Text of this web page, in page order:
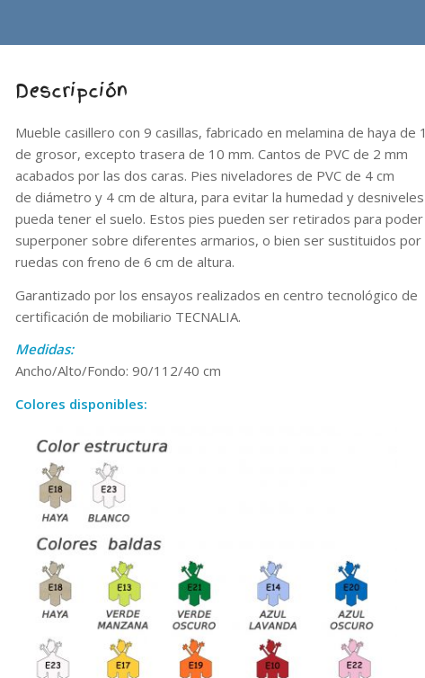
Descripción
Mueble casillero con 9 casillas, fabricado en melamina de haya de
de grosor, excepto trasera de 10 mm. Cantos de PVC de 2 mm
acabados por las dos caras. Pies niveladores de PVC de 4 cm
de diámetro y 4 cm de altura, para evitar la humedad y
pueda tener el suelo. Estos pies pueden ser retirados para poder
superponer sobre diferentes armarios, o bien ser sustituidos por
ruedas con freno de 6 cm de altura.
Garantizado por los ensayos realizados en centro tecnológico de
certificación de mobiliario TECNALIA.
Medidas:
Ancho/Alto/Fondo: 90/112/40 cm
Colores disponibles: